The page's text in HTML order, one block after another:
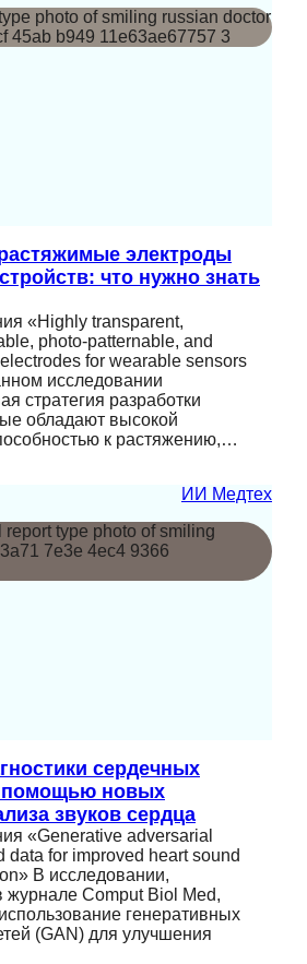
электроды
что нужно знать
«Highly transparent,
photo-patternable, and
for wearable sensors
исследовании
стратегия разработки
обладают высокой
к растяжению,…
ИИ Медтех
сердечных
помощью новых
звуков сердца
«Generative adversarial
data for improved heart sound
В исследовании,
журнале Comput Biol Med,
генеративных
(GAN) для улучшения